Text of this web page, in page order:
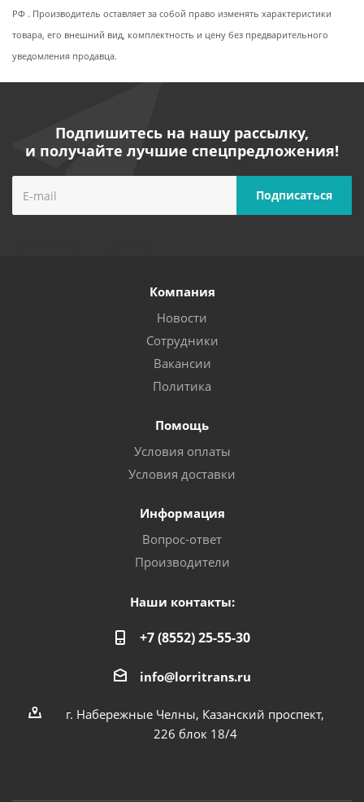
РФ . Производитель оставляет за собой право изменять характеристики
товара, его внешний вид, комплектность и цену без предварительного
уведомления продавца.
Подпишитесь на нашу рассылку,
и получайте лучшие спецпредложения!
Компания
Новости
Сотрудники
Вакансии
Политика
Помощь
Условия оплаты
Условия доставки
Информация
Вопрос-ответ
Производители
Наши контакты:
+7 (8552) 25-55-30
info@lorritrans.ru
г. Набережные Челны, Казанский проспект,
226 блок 18/4